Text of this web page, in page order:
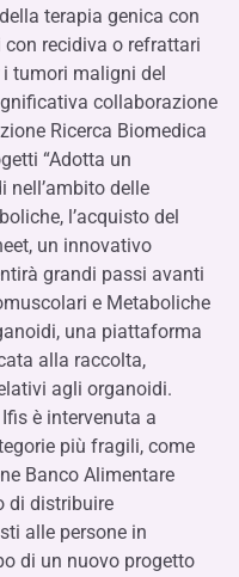
terapia genica con
recidiva o refrattari
tumori maligni del
collaborazione
Ricerca Biomedica
“Adotta un
nell’ambito delle
l’acquisto del
un innovativo
grandi passi avanti
e Metaboliche
una piattaforma
alla raccolta,
agli organoidi.
è intervenuta a
più fragili, come
Banco Alimentare
di distribuire
alle persone in
di un nuovo progetto